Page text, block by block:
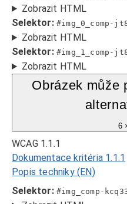
Zobrazit HTML
Selektor: #img_0_comp-
Zobrazit HTML
Selektor: #img_1_comp-
Zobrazit HTML
Obrázek může
6
WCAG 1.1.1
Dokumentace kritéria 1.1.1
Popis techniky (EN)
Selektor: #img_comp-